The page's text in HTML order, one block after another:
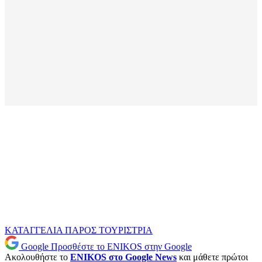
ΚΑΤΑΓΓΕΛΙΑ ΠΑΡΟΣ ΤΟΥΡΙΣΤΡΙΑ
Google Προσθέστε το ENIKOS στην Google
Ακολουθήστε το ENIKOS στο Google News και μάθετε πρώτοι